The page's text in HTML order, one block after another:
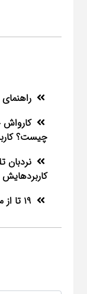
چیست؟
کاربردهایش
19 تا از مزایا و معایب پمپ باد فندکی